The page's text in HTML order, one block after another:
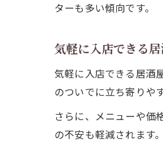
ターも多い傾向です。
気軽に入店できる
気軽に入店できる居酒
のついでに立ち寄りや
さらに、メニューや価
の不安も軽減されます